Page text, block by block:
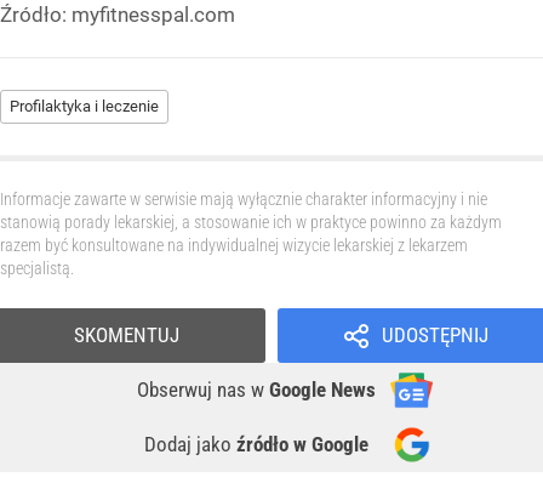
Źródło: myfitnesspal.com
Profilaktyka i leczenie
Informacje zawarte w serwisie mają wyłącznie charakter informacyjny i nie
stanowią porady lekarskiej, a stosowanie ich w praktyce powinno za każdym
razem być konsultowane na indywidualnej wizycie lekarskiej z lekarzem
specjalistą.
UDOSTĘPNIJ
Obserwuj nas w Google News
Dodaj jako źródło w Google
SKOMENTUJ